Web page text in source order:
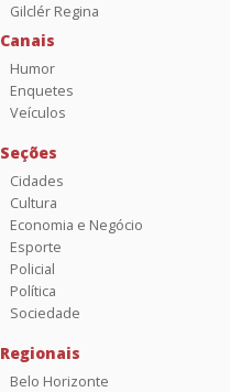
Gilclér Regina
Canais
Humor
Enquetes
Veículos
Seções
Cidades
Cultura
Economia e Negócio
Esporte
Policial
Política
Sociedade
Regionais
Belo Horizonte